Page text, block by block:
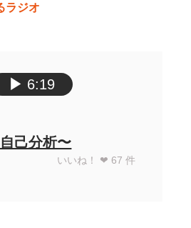
ラジオ
▶︎ 6:19
己分析〜
いいね！ ❤︎ 67 件